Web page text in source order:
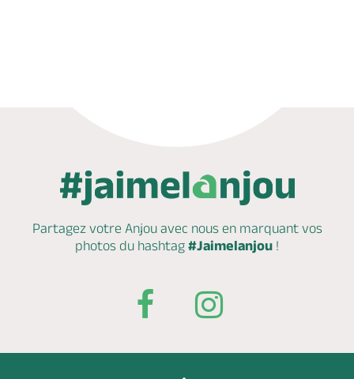
Partagez votre Anjou avec nous en marquantvos
photos du hashtag #Jaimelanjou !